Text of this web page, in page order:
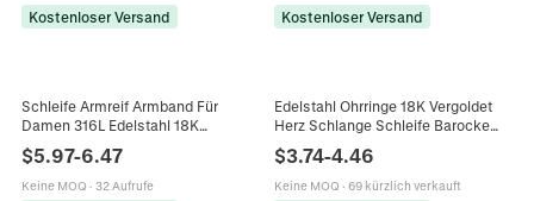
Kostenloser Versand Kostenloser Versand
Schleife Armreif Armband Für
Damen 316L Edelstahl 18K
Elegantes Weihnachtsgeschenk
$5.97-6.47
Keine MOQ · 32 Aufrufe
Edelstahl Ohrringe 18K Vergoldet
Herz Schlange Schleife Barocke
Mode Schmuck Für Frauen
$3.74-4.46
Keine MOQ · 69 kürzlich verkauft